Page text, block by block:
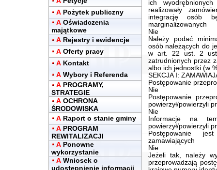
A Pożytek publiczny
A Oświadczenia
majątkowe
A Rejestry i ewidencje
A Oferty pracy
A Kontakt
A Wybory i Referenda
A PROGRAMY,
STRATEGIE
A OCHRONA
ŚRODOWISKA
A Raport o stanie gminy
A PROGRAM
REWITALIZACJI
A Ponowne
wykorzystanie
A Wniosek o
udostępnienie informacji
ich
realizowały
integrację osób
marginalizowanych
Nie
Należy podać
osób należących do
w art. 22 ust. 2
zatrudnionych przez
albo ich jednostki (w
SEKCJA I:
Postępowanie
Nie
Postępowanie
powierzył/powierzyli
Nie
Informacje na
powierzył/powierzyli
Postępowanie
zamawiających
Nie
Jeżeli tak, należy
przeprowadzają